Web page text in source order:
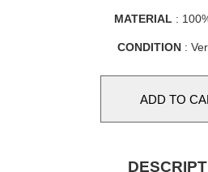
MATERIAL :
CONDITION :